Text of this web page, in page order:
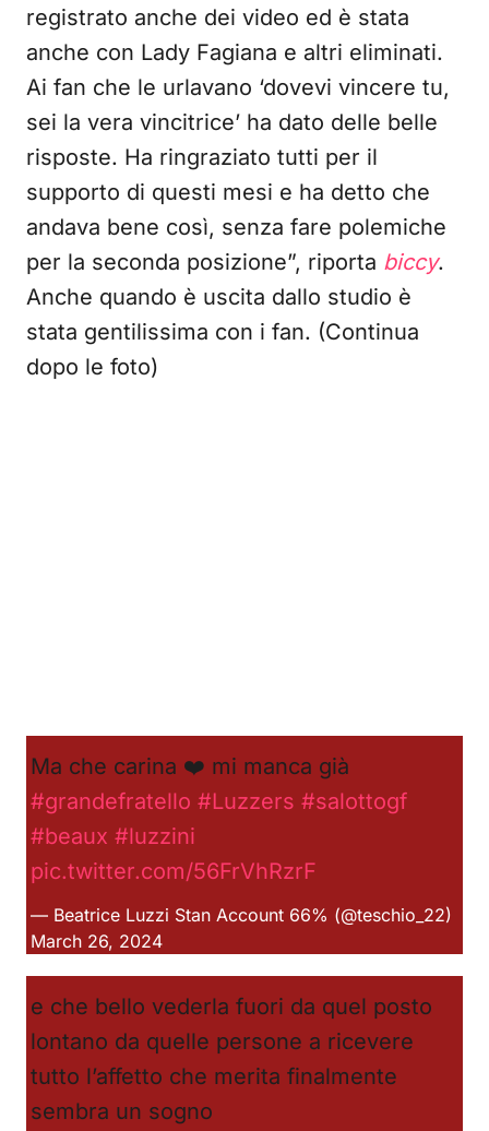
registrato anche dei video ed è stata
anche con Lady Fagiana e altri eliminati.
Ai fan che le urlavano ‘dovevi vincere tu,
sei la vera vincitrice’ ha dato delle belle
risposte. Ha ringraziato tutti per il
supporto di questi mesi e ha detto che
andava bene così, senza fare polemiche
per la seconda posizione”, riporta biccy.
Anche quando è uscita dallo studio è
stata gentilissima con i fan. (Continua
dopo le foto)
Ma che carina ❤️ mi manca già
#grandefratello #Luzzers #salottogf
#beaux #luzzini
pic.twitter.com/56FrVhRzrF
— Beatrice Luzzi Stan Account 66% (@teschio_22)
March 26, 2024
e che bello vederla fuori da quel posto
lontano da quelle persone a ricevere
tutto l’affetto che merita finalmente
sembra un sogno